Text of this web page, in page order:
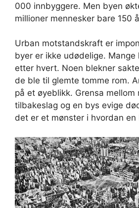
000 innbyggere. Men byen
millioner mennesker bare 150
Urban motstandskraft er
byer er ikke udødelige. Mange
etter hvert. Noen blekner
de ble til glemte tomme rom.
på et øyeblikk. Grensa mellom
tilbakeslag og en bys evige
det er et mønster i hvordan